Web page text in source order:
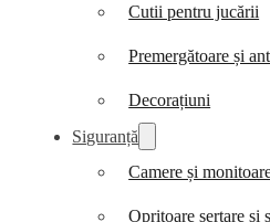
Cutii pentru jucării
Premergătoare și
Decorațiuni
Siguranță
Camere și
Opritoare sertare și